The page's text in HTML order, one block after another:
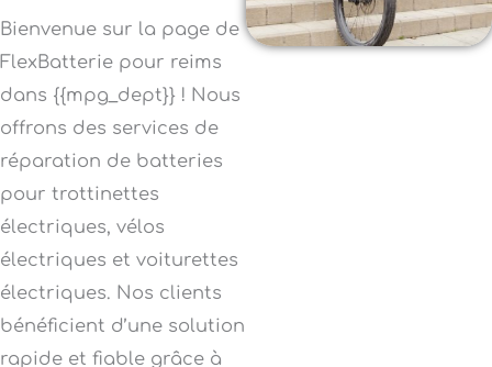
Bienvenue sur la page de
FlexBatterie pour reims
dans {{mpg_dept}} ! Nous
offrons des services de
réparation de batteries
pour trottinettes
électriques, vélos
électriques et voiturettes
électriques. Nos clients
bénéficient d’une solution
rapide et fiable grâce à